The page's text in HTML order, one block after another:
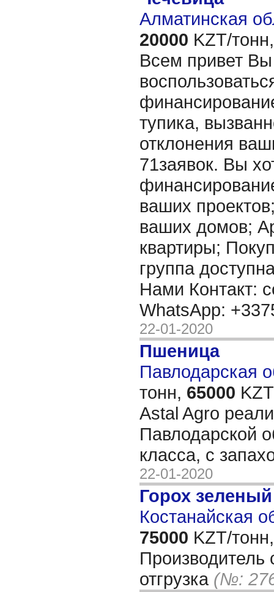
Алматинская
20000 KZT/тонн,
Всем привет Вы
тупика,
отклонения
71заявок. Вы
ваших
ваших домов;
квартиры;
группа
Нами Контакт:
WhatsApp:
22-01-2020
Пшеница
Павлодарская
тонн, 65000
Astal Agro
Павлодарской
класса, с
22-01-2020
Горох зеленый
Костанайская
75000 KZT/тонн,
отгрузка (№: